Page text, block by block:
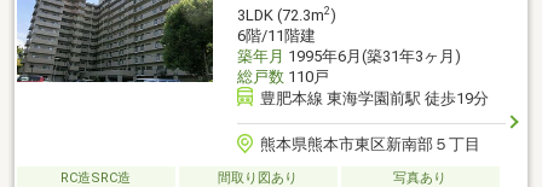
3LDK (72.3m2)
6階/11階建
築年月 1995年6月(築31年3ヶ月)
総戸数110戸
豊肥本線 東海学園前駅 徒歩19分
熊本県熊本市東区新南部５丁目
RC造SRC造 間取り図あり
写真あり